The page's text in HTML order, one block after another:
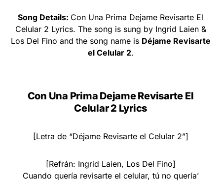
Song Details: Con Una Prima Dejame Revisarte El
Celular 2 Lyrics. The song is sung by Ingrid Laien &
Los Del Fino and the song name is Déjame Revisarte
el Celular 2.
Con Una Prima Dejame Revisarte El
Celular 2 Lyrics
[Letra de “Déjame Revisarte el Celular 2”]
[Refrán: Ingrid Laien, Los Del Fino]
Cuando quería revisarte el celular, tú no quería’